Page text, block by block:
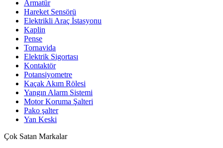
Armatür
Hareket Sensörü
Elektrikli Araç İstasyonu
Kaplin
Pense
Tornavida
Elektrik Sigortası
Kontaktör
Potansiyometre
Kaçak Akım Rölesi
Yangın Alarm Sistemi
Motor Koruma Şalteri
Pako şalter
Yan Keski
Çok Satan Markalar